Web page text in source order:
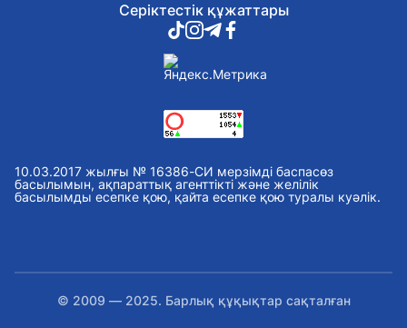
Серіктестік құжаттары
10.03.2017 жылғы № 16386-СИ мерзімді баспасөз
басылымын, ақпараттық агенттікті және желілік
басылымды есепке қою, қайта есепке қою туралы куәлік.
© 2009 — 2025. Барлық құқықтар сақталған